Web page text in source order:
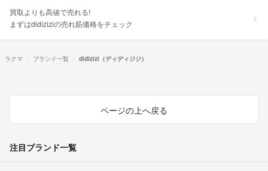
買取よりも高値で売れる!
まずはdidiziziの売れ筋価格をチェック
ラクマ ブランド一覧 didizizi（ディディジジ）
ページの上へ戻る
注目ブランド一覧